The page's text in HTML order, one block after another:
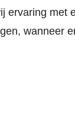
ervaring met
wanneer